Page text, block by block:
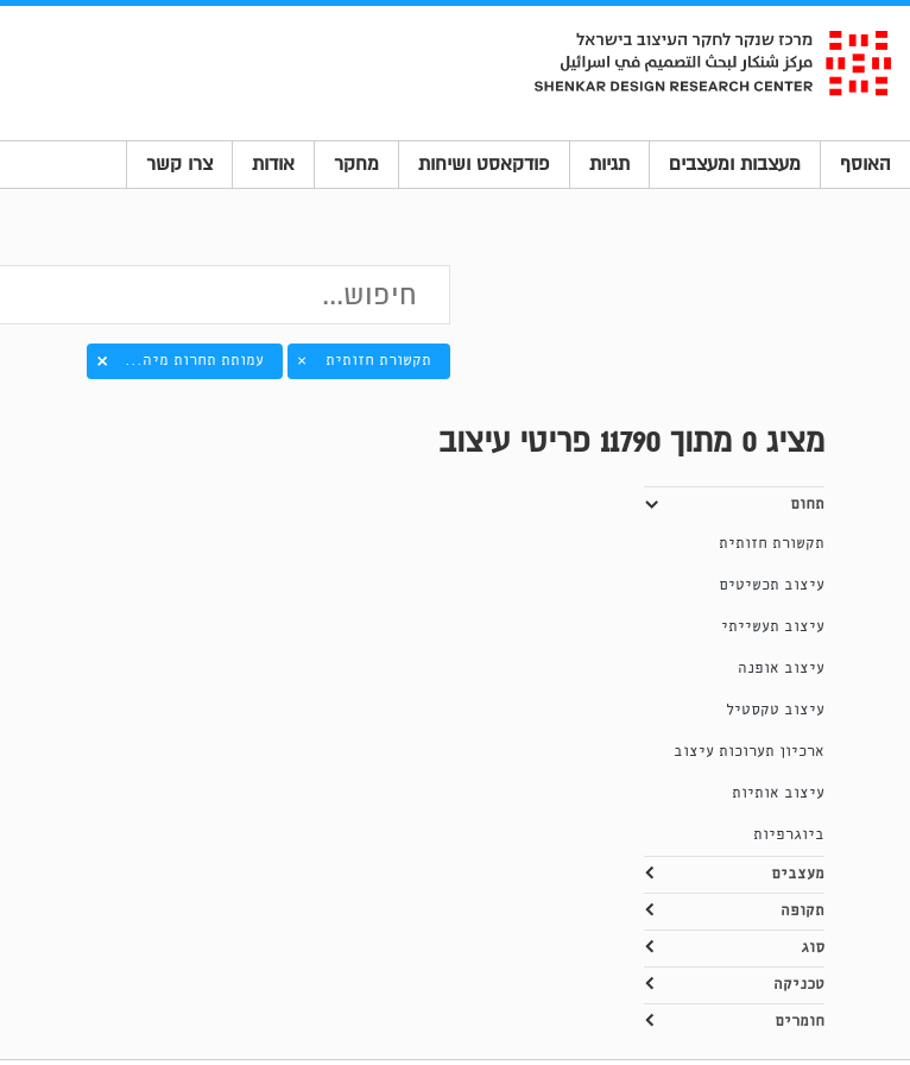
האוסף מעצבות ומעצבים תגיות פודקאסט ושיחות מחקר אודות צרו קשר
תקשורת חזותית × עמותת תחרות מיה...
מציג 0 מתוך 11790 פריטי עיצוב
תחום
תקשורת חזותית
עיצוב תכשיטים
עיצוב תעשייתי
עיצוב אופנה
עיצוב טקסטיל
ארכיון תערוכות עיצוב
עיצוב אותיות
ביוגרפיות
מעצבים
תקופה
סוג
טכניקה
חומרים